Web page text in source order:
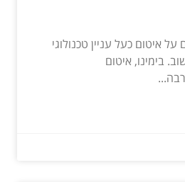
איטום כעל עניין טכנולוגי
בימינו, איטום